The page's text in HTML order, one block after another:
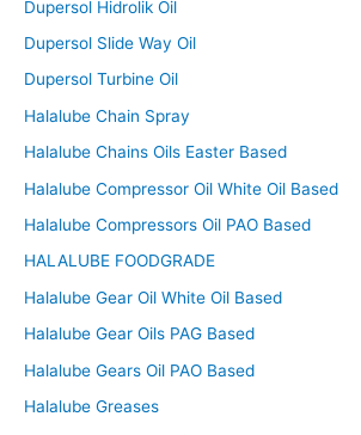
Dupersol Hidrolik Oil
Dupersol Slide Way Oil
Dupersol Turbine Oil
Halalube Chain Spray
Halalube Chains Oils Easter Based
Halalube Compressor Oil White Oil Based
Halalube Compressors Oil PAO Based
HALALUBE FOODGRADE
Halalube Gear Oil White Oil Based
Halalube Gear Oils PAG Based
Halalube Gears Oil PAO Based
Halalube Greases